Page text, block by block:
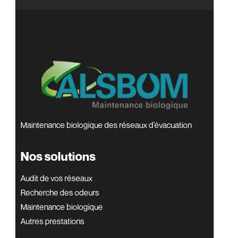
Maintenance biologique des réseaux d’évacuation
Nos solutions
Audit de vos réseaux
Recherche des odeurs
Maintenance biologique
Autres prestations